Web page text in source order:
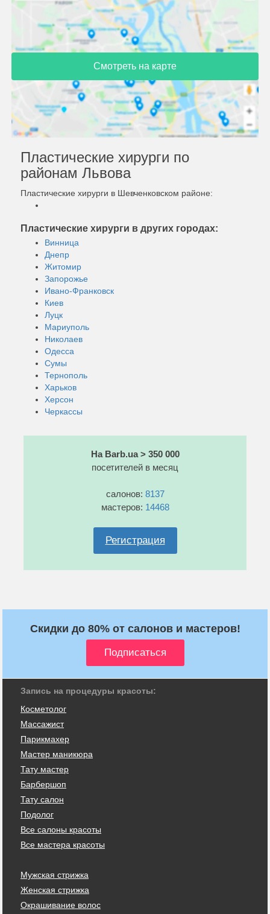
Смотреть на карте
Пластические хирурги по
районам Львова
Пластические хирурги в Шевченковском районе:
Пластические хирурги в других городах:
Винница
Днепр
Житомир
Запорожье
Ивано-Франковск
Киев
Луцк
Мариуполь
Николаев
Одесса
Сумы
Тернополь
Харьков
Херсон
Черкассы
На Barb.ua > 350 000
посетителей в месяц
салонов: 8137
мастеров: 14468
Регистрация
Скидки до 80% от салонов и мастеров!
Запись на процедуры красоты:
Косметолог
Массажист
Парикмахер
Мастер маникюра
Тату мастер
Барбершоп
Тату салон
Подолог
Все салоны красоты
Все мастера красоты
Мужская стрижка
Женская стрижка
Окрашивание волос